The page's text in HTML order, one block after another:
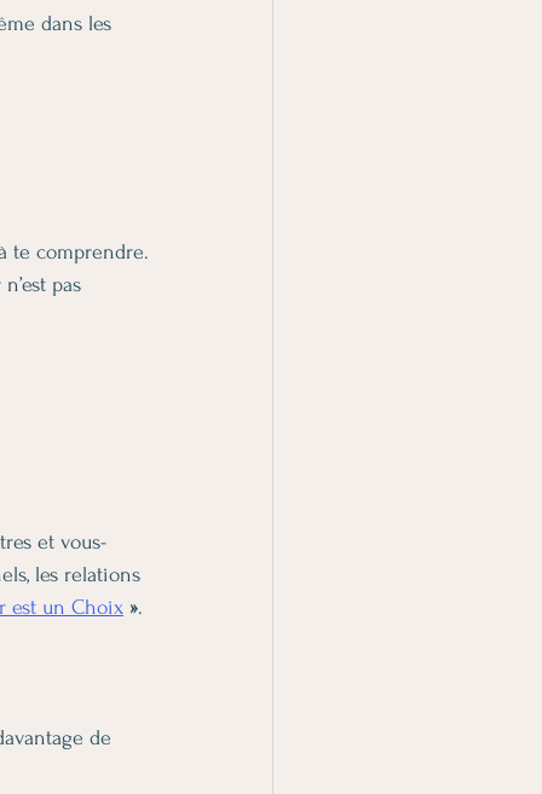
dans les
te comprendre.
pas
et vous-
les relations
est un Choix ».
de